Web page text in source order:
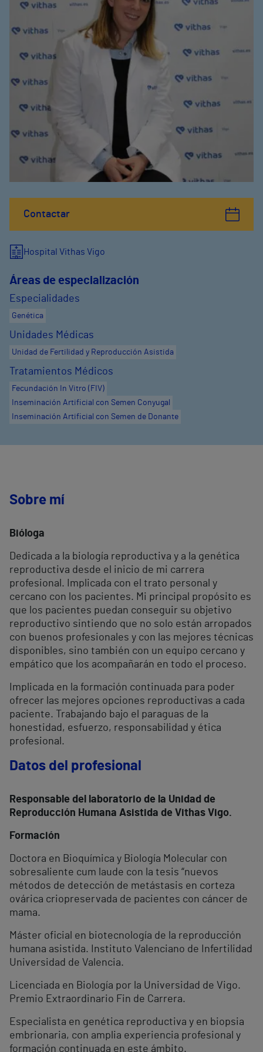
Contactar
Hospital Vithas Vigo
Áreas de especialización
Especialidades
Genética
Unidades Médicas
Unidad de Fertilidad y Reproducción Asistida
Tratamientos Médicos
Fecundación In Vitro (FIV)
Inseminación Artificial con Semen Conyugal
Inseminación Artificial con Semen de Donante
Sobre mí
Bióloga
Dedicada a la biología reproductiva y a la genética
reproductiva desde el inicio de mi carrera
profesional. Implicada con el trato personal y
cercano con los pacientes. Mi principal propósito es
que los pacientes puedan conseguir su objetivo
reproductivo sintiendo que no solo están arropados
con buenos profesionales y con las mejores técnicas
disponibles, sino también con un equipo cercano y
empático que los acompañarán en todo el proceso.
Implicada en la formación continuada para poder
ofrecer las mejores opciones reproductivas a cada
paciente. Trabajando bajo el paraguas de la
honestidad, esfuerzo, responsabilidad y ética
profesional.
Datos del profesional
Responsable del laboratorio de la Unidad de
Reproducción Humana Asistida de Vithas Vigo.
Formación
Doctora en Bioquímica y Biología Molecular con
sobresaliente cum laude con la tesis “nuevos
métodos de detección de metástasis en corteza
ovárica criopreservada de pacientes con cáncer de
mama.
Máster oficial en biotecnología de la reproducción
humana asistida. Instituto Valenciano de Infertilidad
Universidad de Valencia.
Licenciada en Biología por la Universidad de Vigo.
Premio Extraordinario Fin de Carrera.
Especialista en genética reproductiva y en biopsia
embrionaria, con amplia experiencia profesional y
formación continuada en este ámbito.